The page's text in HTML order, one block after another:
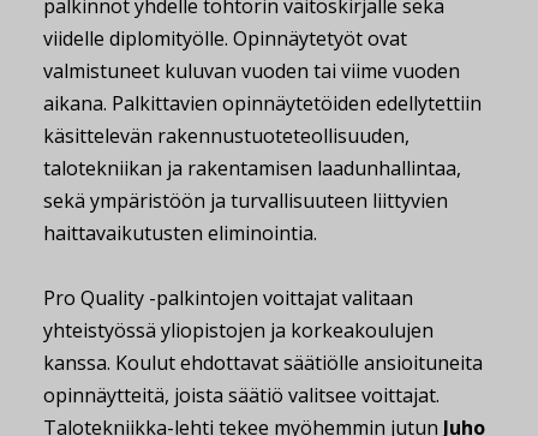
palkinnot yhdelle tohtorin väitöskirjalle sekä
viidelle diplomityölle. Opinnäytetyöt ovat
valmistuneet kuluvan vuoden tai viime vuoden
aikana. Palkittavien opinnäytetöiden edellytettiin
käsittelevän rakennustuoteteollisuuden,
talotekniikan ja rakentamisen laadunhallintaa,
sekä ympäristöön ja turvallisuuteen liittyvien
haittavaikutusten eliminointia.
Pro Quality -palkintojen voittajat valitaan
yhteistyössä yliopistojen ja korkeakoulujen
kanssa. Koulut ehdottavat säätiölle ansioituneita
opinnäytteitä, joista säätiö valitsee voittajat.
Talotekniikka-lehti tekee myöhemmin jutun Juho